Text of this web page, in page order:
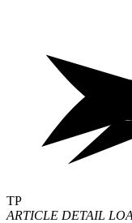
TP
ARTICLE DETAIL